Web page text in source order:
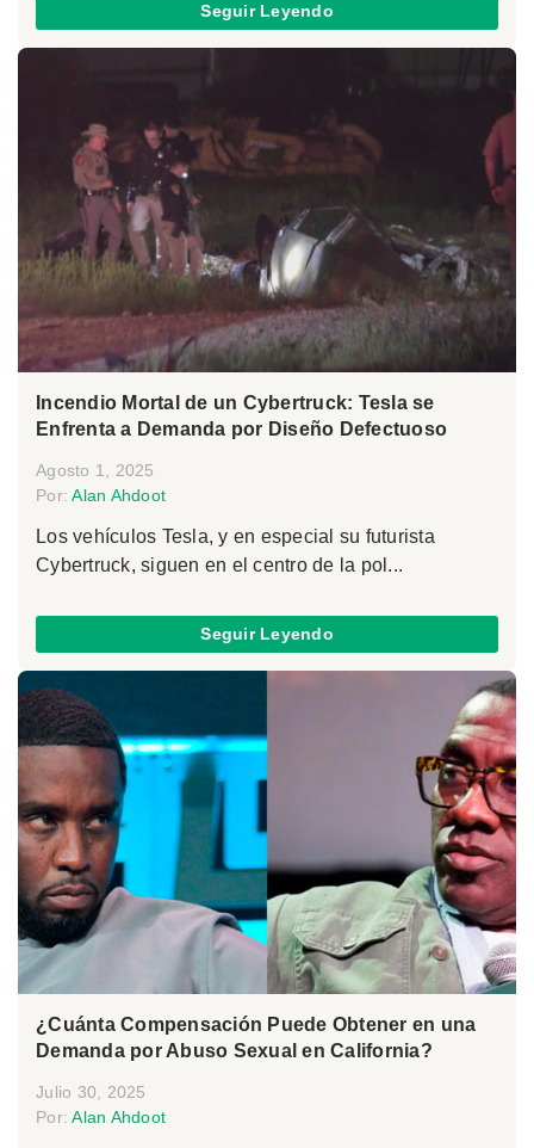
Seguir Leyendo
Incendio Mortal de un Cybertruck: Tesla se
Enfrenta a Demanda por Diseño Defectuoso
Agosto 1, 2025
Por:Alan Ahdoot
Los vehículos Tesla, y en especial su futurista
Cybertruck, siguen en el centro de la pol...
Seguir Leyendo
¿Cuánta Compensación Puede Obtener en una
Demanda por Abuso Sexual en California?
Julio 30, 2025
Por:Alan Ahdoot